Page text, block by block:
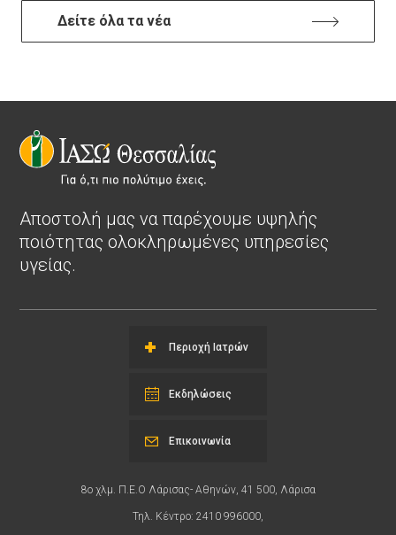
Δείτε όλα τα νέα
Αποστολή μας να παρέχουμε υψηλής
ποιότητας ολοκληρωμένες υπηρεσίες
υγείας.
Περιοχή Ιατρών
Εκδηλώσεις
8ο χλμ. Π.Ε.Ο Λάρισας- Αθηνών, 41 500, Λάρισα
Τηλ. Κέντρο: 2410 996000,
Επικοινωνία